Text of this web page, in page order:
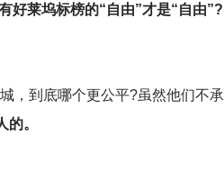
好莱坞标榜的“自由”才是“自由”?
，到底哪个更公平?虽然他们不承
。